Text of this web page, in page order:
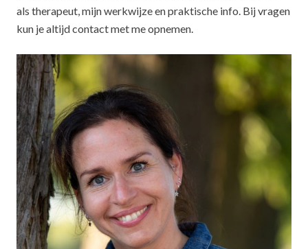
als therapeut, mijn werkwijze en praktische info. Bij vragen
kun je altijd contact met me opnemen.